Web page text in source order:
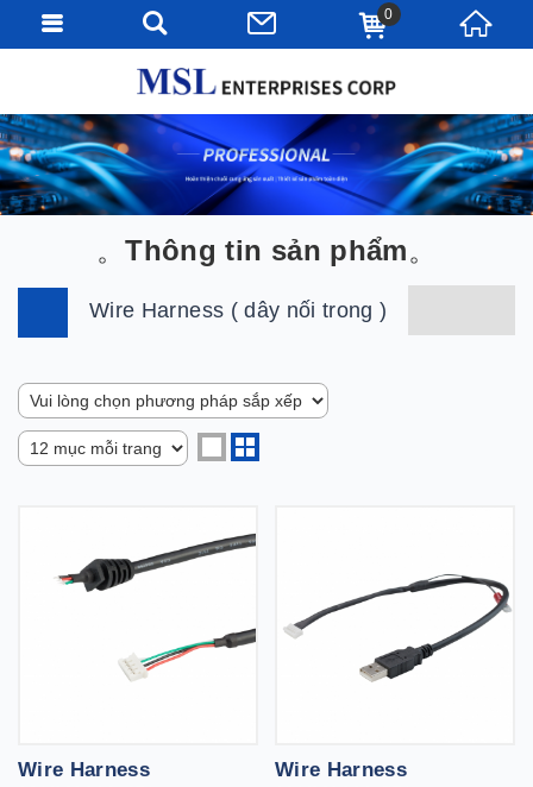
Thông tin sản phẩm
Wire Harness ( dây nối trong )
Wire Harness
Wire Harness
0